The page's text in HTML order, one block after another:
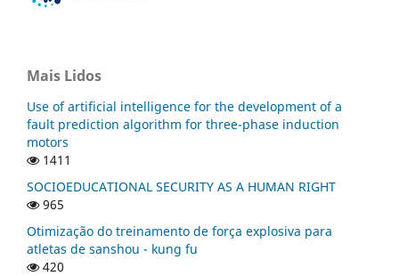
Mais Lidos
Use of artificial intelligence for the development of a
fault prediction algorithm for three-phase induction
motors
1411
SOCIOEDUCATIONAL SECURITY AS A HUMAN RIGHT
965
Otimização do treinamento de força explosiva para
atletas de sanshou - kung fu
420